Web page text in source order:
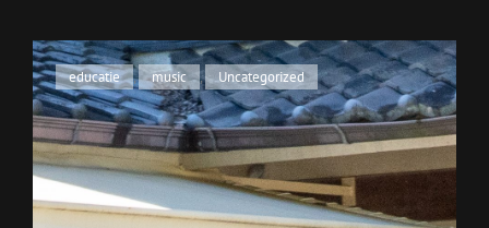
Cat
Links
educatie , music , Uncategorized